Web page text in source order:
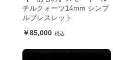
チルクォーツ14mm シンプ
ルブレスレット
85,000